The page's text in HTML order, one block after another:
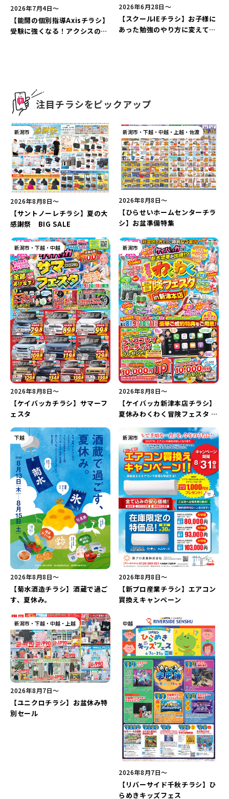
2026年7月4日〜
【能開の個別指導Axisチラシ】
受験に強くなる！アクシスの夏
2026年6月28日〜
【スクールIEチラシ】お子様に
あった勉強のやり方に変えてみ
注目チラシをピックアップ
新潟市
2026年8月8日〜
【サントノーレチラシ】夏の大
感謝祭 BIG SALE
新潟市・下越・中越・上越・佐渡
2026年8月8日〜
【ひらせいホームセンターチラ
シ】お盆準備特集
新潟市・下越・中越
2026年8月8日〜
【ケイバッカチラシ】サマーフ
ェスタ
新潟市
2026年8月8日〜
【ケイバッカ新津本店チラシ】
夏休みわくわく冒険フェスタ in
下越
2026年8月8日〜
【菊水酒造チラシ】酒蔵で過ご
す、夏休み。
新潟市
2026年8月8日〜
【新プロ産業チラシ】エアコン
買換えキャンペーン
新潟市・下越・中越・上越
2026年8月7日〜
【ユニクロチラシ】お盆休み特
別セール
中越
2026年8月7日〜
【リバーサイド千秋チラシ】ひ
らめきキッズフェス